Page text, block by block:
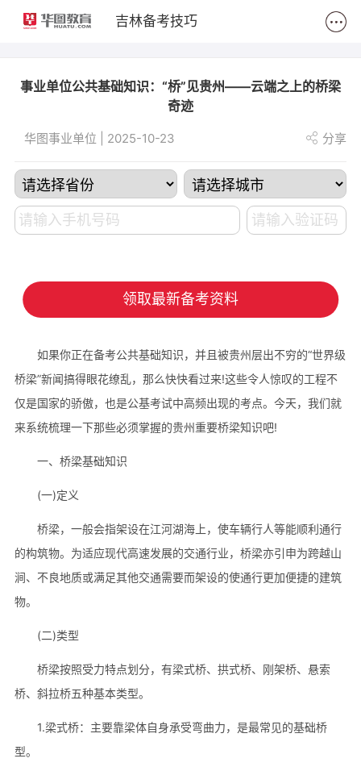
吉林备考技巧
事业单位公共基础知识：“桥”见贵州——云端之上的桥梁
奇迹
华图事业单位 | 2025-10-23 分享
领取最新备考资料
如果你正在备考公共基础知识，并且被贵州层出不穷的“世界级
桥梁”新闻搞得眼花缭乱，那么快快看过来!这些令人惊叹的工程不
仅是国家的骄傲，也是公基考试中高频出现的考点。今天，我们就
来系统梳理一下那些必须掌握的贵州重要桥梁知识吧!
一、桥梁基础知识
(一)定义
桥梁，一般会指架设在江河湖海上，使车辆行人等能顺利通行
的构筑物。为适应现代高速发展的交通行业，桥梁亦引申为跨越山
涧、不良地质或满足其他交通需要而架设的使通行更加便捷的建筑
物。
(二)类型
桥梁按照受力特点划分，有梁式桥、拱式桥、刚架桥、悬索
桥、斜拉桥五种基本类型。
1.梁式桥：主要靠梁体自身承受弯曲力，是最常见的基础桥
型。